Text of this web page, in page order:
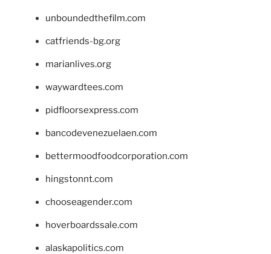
unboundedthefilm.com
catfriends-bg.org
marianlives.org
waywardtees.com
pidfloorsexpress.com
bancodevenezuelaen.com
bettermoodfoodcorporation.com
hingstonnt.com
chooseagender.com
hoverboardssale.com
alaskapolitics.com